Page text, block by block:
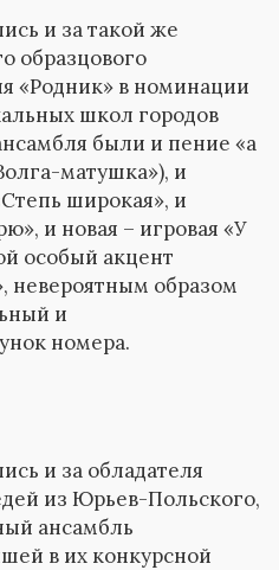
и за такой же
образцового
«Родник» в номинации
школ городов
были и пение «а
матушка»), и
широкая», и
и новая – игровая «У
особый акцент
невероятным образом
и
номера.
и за обладателя
из Юрьев-Польского,
ансамбль
в их конкурсной